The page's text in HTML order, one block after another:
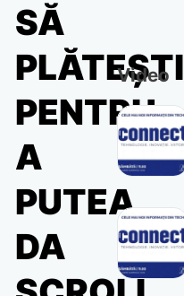
SĂ
PLĂTEȘTI
PENTRU
A
PUTEA
DA
Video